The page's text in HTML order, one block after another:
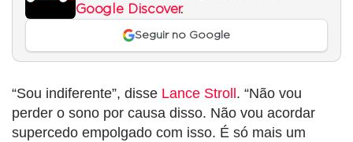
Google Discover.
Seguir no Google
“Sou indiferente”, disse Lance Stroll . “Não vou
perder o sono por causa disso. Não vou acordar
supercedo empolgado com isso. É só mais um